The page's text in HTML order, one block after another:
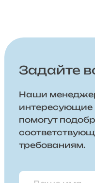
Задайте
Наши
интересующие
помогут
требованиям.